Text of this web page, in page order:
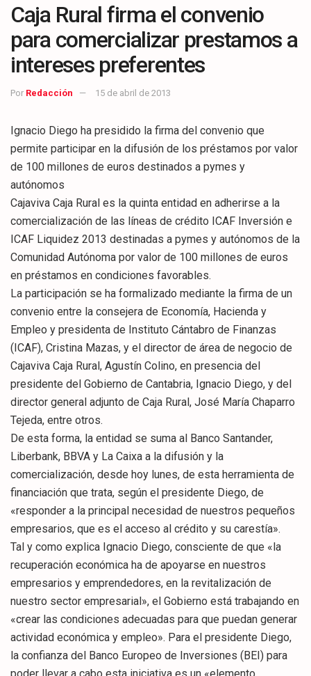
Caja Rural firma el convenio
para comercializar prestamos a
intereses preferentes
Por Redacción 15 de abril de 2013
Ignacio Diego ha presidido la firma del convenio que
permite participar en la difusión de los préstamos por valor
de 100 millones de euros destinados a pymes y
autónomos
Cajaviva Caja Rural es la quinta entidad en adherirse a la
comercialización de las líneas de crédito ICAF Inversión e
ICAF Liquidez 2013 destinadas a pymes y autónomos de la
Comunidad Autónoma por valor de 100 millones de euros
en préstamos en condiciones favorables.
La participación se ha formalizado mediante la firma de un
convenio entre la consejera de Economía, Hacienda y
Empleo y presidenta de Instituto Cántabro de Finanzas
(ICAF), Cristina Mazas, y el director de área de negocio de
Cajaviva Caja Rural, Agustín Colino, en presencia del
presidente del Gobierno de Cantabria, Ignacio Diego, y del
director general adjunto de Caja Rural, José María Chaparro
Tejeda, entre otros.
De esta forma, la entidad se suma al Banco Santander,
Liberbank, BBVA y La Caixa a la difusión y la
comercialización, desde hoy lunes, de esta herramienta de
financiación que trata, según el presidente Diego, de
«responder a la principal necesidad de nuestros pequeños
empresarios, que es el acceso al crédito y su carestía».
Tal y como explica Ignacio Diego, consciente de que «la
recuperación económica ha de apoyarse en nuestros
empresarios y emprendedores, en la revitalización de
nuestro sector empresarial», el Gobierno está trabajando en
«crear las condiciones adecuadas para que puedan generar
actividad económica y empleo». Para el presidente Diego,
la confianza del Banco Europeo de Inversiones (BEI) para